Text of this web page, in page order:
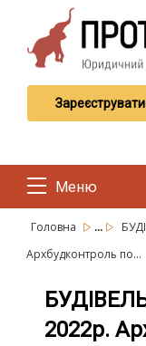
Меню
Головна ...
Архбудконтроль по...
2022р.